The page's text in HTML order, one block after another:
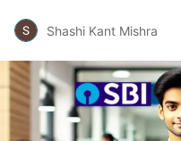
Shashi Kant Mishra